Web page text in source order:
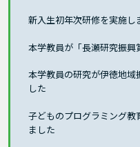
新入生初年次研修を実施し
本学教員が「長瀬研究振興
本学教員の研究が伊徳地域
した
子どものプログラミング
ました